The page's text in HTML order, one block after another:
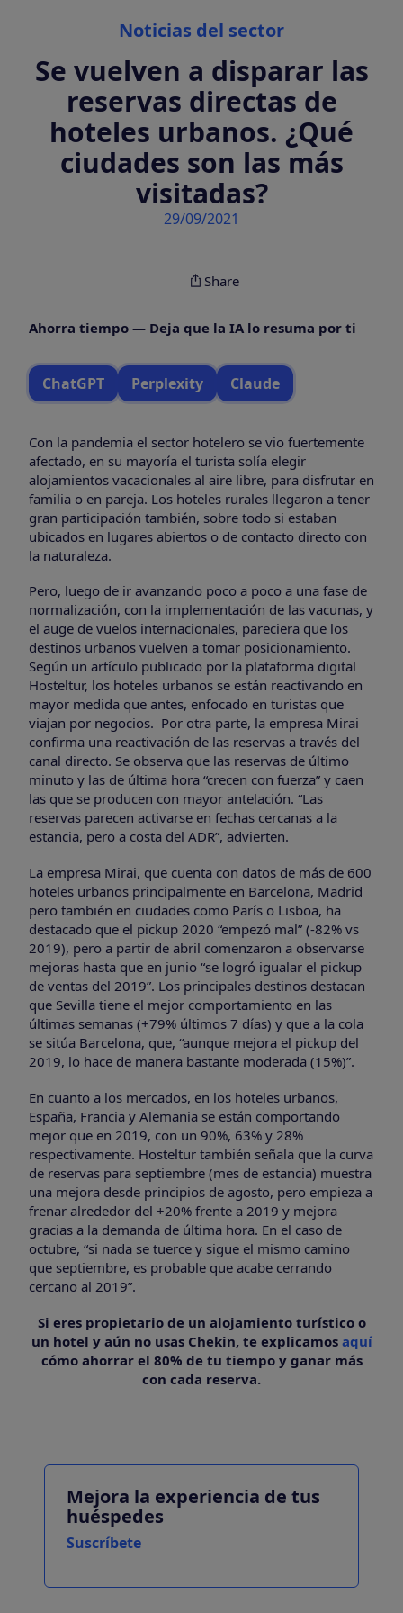
Noticias del sector
Se vuelven a disparar las
reservas directas de
hoteles urbanos. ¿Qué
ciudades son las más
visitadas?
29/09/2021
Share
Ahorra tiempo — Deja que la IA lo resuma por ti
ChatGPT Perplexity Claude
Con la pandemia el sector hotelero se vio fuertemente
afectado, en su mayoría el turista solía elegir
alojamientos vacacionales al aire libre, para disfrutar en
familia o en pareja. Los hoteles rurales llegaron a tener
gran participación también, sobre todo si estaban
ubicados en lugares abiertos o de contacto directo con
la naturaleza.
Pero, luego de ir avanzando poco a poco a una fase de
normalización, con la implementación de las vacunas, y
el auge de vuelos internacionales, pareciera que los
destinos urbanos vuelven a tomar posicionamiento.
Según un artículo publicado por la plataforma digital
Hosteltur, los hoteles urbanos se están reactivando en
mayor medida que antes, enfocado en turistas que
viajan por negocios. Por otra parte, la empresa Mirai
confirma una reactivación de las reservas a través del
canal directo. Se observa que las reservas de último
minuto y las de última hora “crecen con fuerza” y caen
las que se producen con mayor antelación. “Las
reservas parecen activarse en fechas cercanas a la
estancia, pero a costa del ADR”, advierten.
La empresa Mirai, que cuenta con datos de más de 600
hoteles urbanos principalmente en Barcelona, Madrid
pero también en ciudades como París o Lisboa, ha
destacado que el pickup 2020 “empezó mal” (-82% vs
2019), pero a partir de abril comenzaron a observarse
mejoras hasta que en junio “se logró igualar el pickup
de ventas del 2019”. Los principales destinos destacan
que Sevilla tiene el mejor comportamiento en las
últimas semanas (+79% últimos 7 días) y que a la cola
se sitúa Barcelona, que, “aunque mejora el pickup del
2019, lo hace de manera bastante moderada (15%)”.
En cuanto a los mercados, en los hoteles urbanos,
España, Francia y Alemania se están comportando
mejor que en 2019, con un 90%, 63% y 28%
respectivamente. Hosteltur también señala que la curva
de reservas para septiembre (mes de estancia) muestra
una mejora desde principios de agosto, pero empieza a
frenar alrededor del +20% frente a 2019 y mejora
gracias a la demanda de última hora. En el caso de
octubre, “si nada se tuerce y sigue el mismo camino
que septiembre, es probable que acabe cerrando
cercano al 2019”.
Si eres propietario de un alojamiento turístico o
un hotel y aún no usas Chekin, te explicamos aquí
cómo ahorrar el 80% de tu tiempo y ganar más
con cada reserva.
Mejora la experiencia de tus
huéspedes
Suscríbete